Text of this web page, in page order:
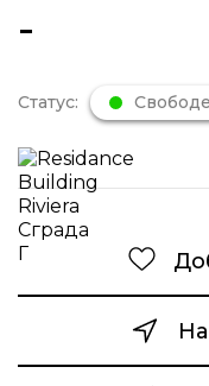
-
Статус: